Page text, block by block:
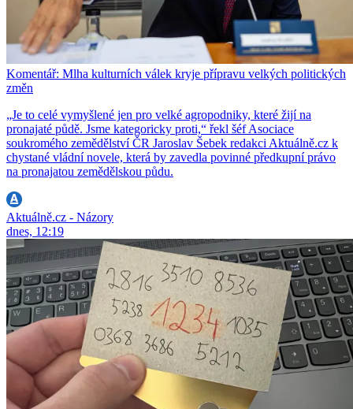
Komentář: Mlha kulturních válek kryje přípravu velkých politických
změn
„Je to celé vymyšlené jen pro velké agropodniky, které žijí na
pronajaté půdě. Jsme kategoricky proti,“ řekl šéf Asociace
soukromého zemědělství ČR Jaroslav Šebek redakci Aktuálně.cz k
chystané vládní novele, která by zavedla povinné předkupní právo
na pronajatou zemědělskou půdu.
Aktuálně.cz - Názory
dnes, 12:19